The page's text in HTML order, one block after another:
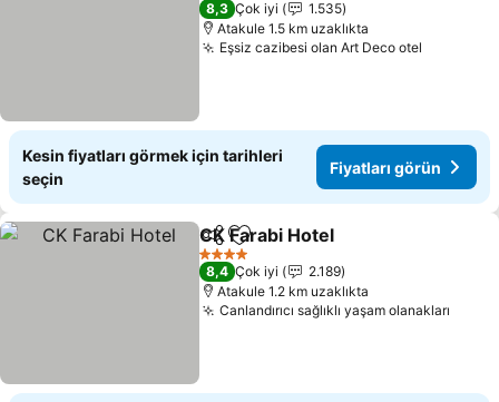
8,3 Çok iyi
1.535
Atakule 1.5 km uzaklıkta
Eşsiz cazibesi olan Art Deco otel
Kesin fiyatları görmek için tarihleri
seçin
Fiyatları görün
PaylaşFavorilerime ekle
CK Farabi Hotel
4 Yıldız
8,4 Çok iyi
2.189
Atakule 1.2 km uzaklıkta
Canlandırıcı sağlıklı yaşam olanakları